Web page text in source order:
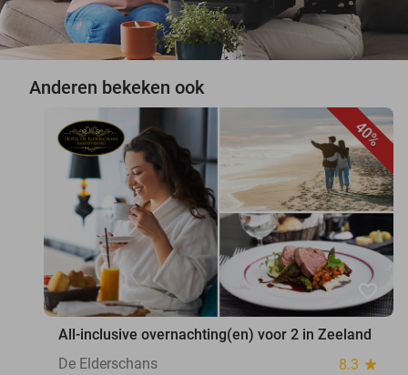
Anderen bekeken ook
40%
favorite_border
All-inclusive overnachting(en) voor 2 in Zeeland
De Elderschans
8.3 star